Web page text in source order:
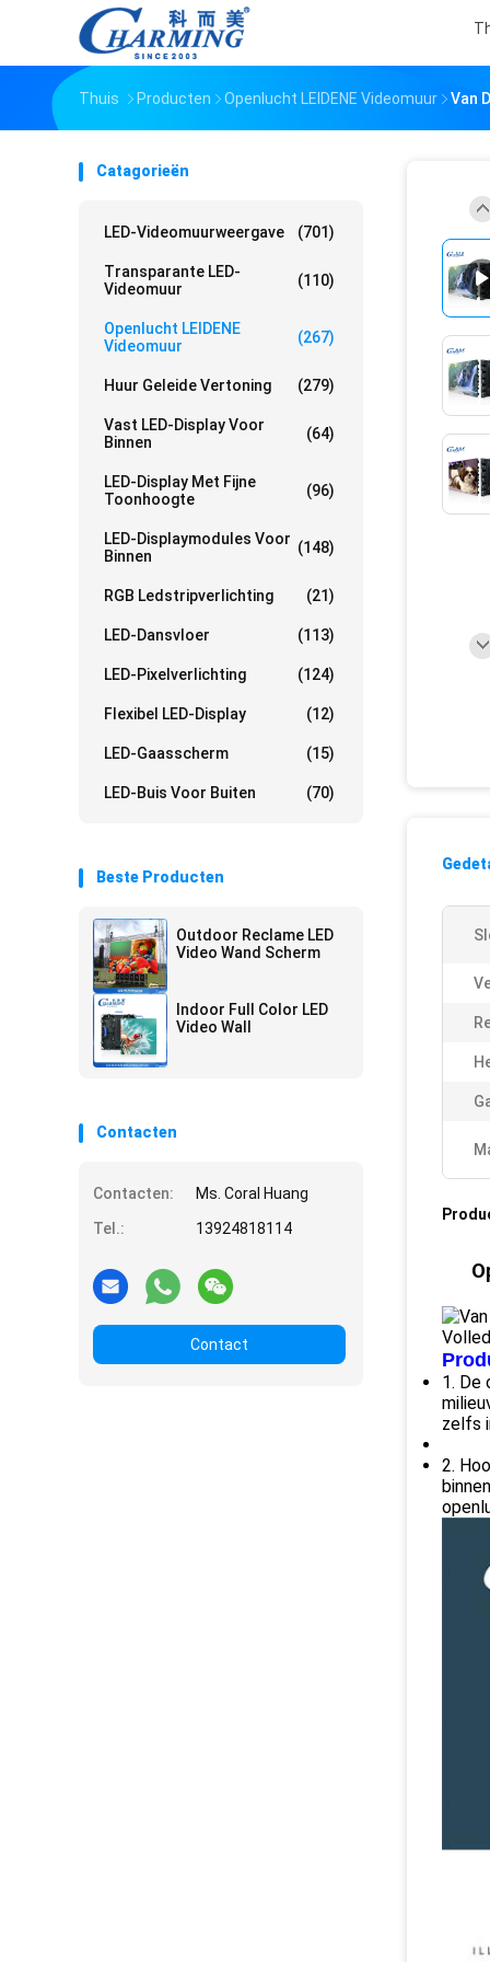
Thuis Producten Openlucht LEIDENE Videomuur Van
Catagorieën
LED-Videomuurweergave (701)
Transparante LED-
Videomuur
(110)
Openlucht LEIDENE
Videomuur
(267)
Huur Geleide Vertoning (279)
Vast LED-Display Voor
Binnen
(64)
LED-Display Met Fijne
Toonhoogte
(96)
LED-Displaymodules Voor
Binnen
(148)
RGB Ledstripverlichting (21)
LED-Dansvloer (113)
LED-Pixelverlichting (124)
Flexibel LED-Display (12)
LED-Gaasscherm (15)
LED-Buis Voor Buiten (70)
Beste Producten
Outdoor Reclame LED
Video Wand Scherm
Indoor Full Color LED
Video Wall
Contacten
Contacten:
Ms. Coral Huang
Tel.:
13924818114
Contact
1. De
zelfs
2.